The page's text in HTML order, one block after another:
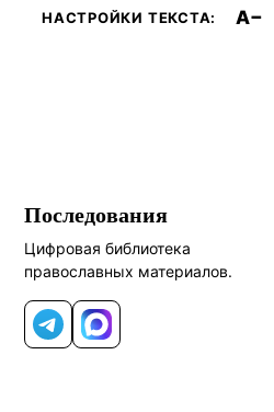
НАСТРОЙКИ ТЕКСТА: A−
Последования
Цифровая библиотека
православных материалов.
Telegram
MAX